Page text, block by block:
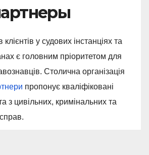
клієнтів у судових інстанціях та
є головним пріоритетом для
Столична організація
пропонує кваліфіковані
з цивільних, кримінальних та